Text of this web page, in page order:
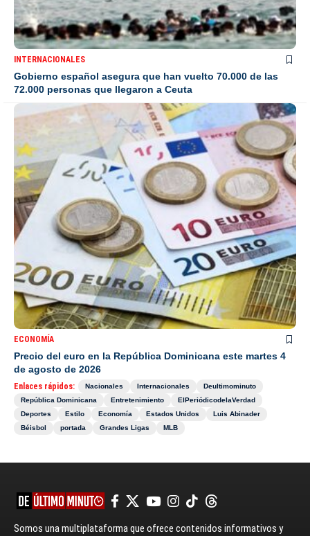
INTERNACIONALES
Gobierno español asegura que han vuelto 70.000 de las
72.000 personas que llegaron a Ceuta
ECONOMÍA
Precio del euro en la República Dominicana este martes 4
de agosto de 2026
Enlaces rápidos: Nacionales Internacionales
Deultimominuto
República Dominicana
Entretenimiento
ElPeriódicodelaVerdad
Deportes
Estilo Economía Estados Unidos
Luis Abinader
Béisbol
portada Grandes Ligas MLB
Somos una multiplataforma que ofrece contenidos informativos y